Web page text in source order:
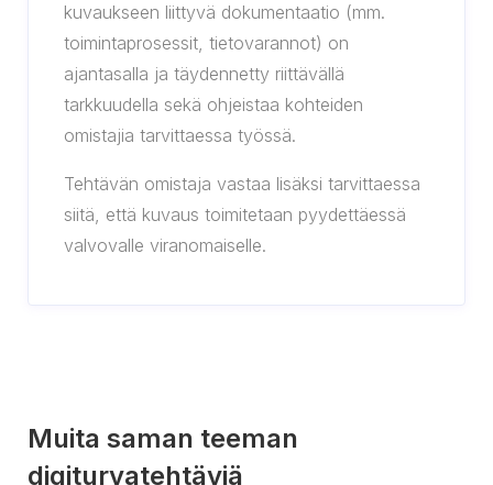
kuvaukseen liittyvä dokumentaatio (mm.
toimintaprosessit, tietovarannot) on
ajantasalla ja täydennetty riittävällä
tarkkuudella sekä ohjeistaa kohteiden
omistajia tarvittaessa työssä.
Tehtävän omistaja vastaa lisäksi tarvittaessa
siitä, että kuvaus toimitetaan pyydettäessä
valvovalle viranomaiselle.
Muita saman teeman
digiturvatehtäviä